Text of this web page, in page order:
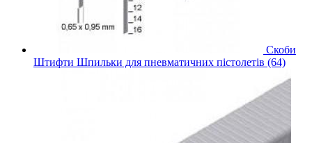
Скоби
Штифти Шпильки для пневматичних пістолетів (64)